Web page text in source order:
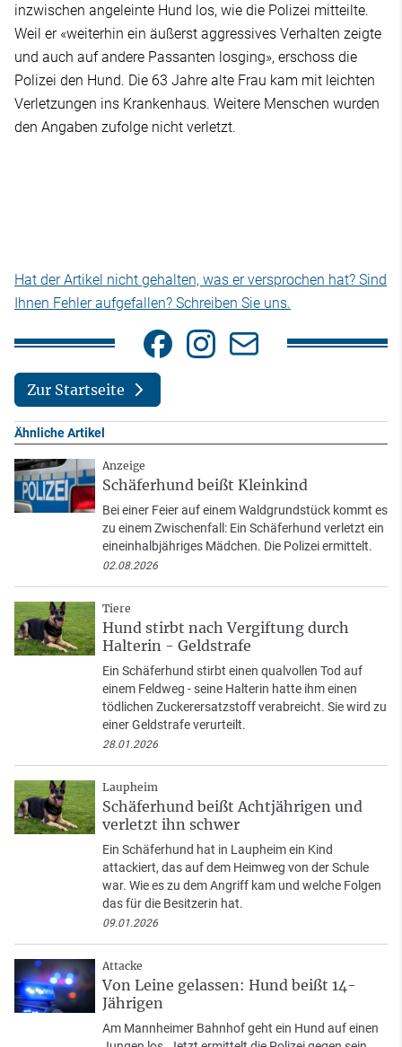
inzwischen angeleinte Hund los, wie die Polizei mitteilte.
Weil er «weiterhin ein äußerst aggressives Verhalten zeigte
und auch auf andere Passanten losging», erschoss die
Polizei den Hund. Die 63 Jahre alte Frau kam mit leichten
Verletzungen ins Krankenhaus. Weitere Menschen wurden
den Angaben zufolge nicht verletzt.
Hat der Artikel nicht gehalten, was er versprochen hat? Sind
Ihnen Fehler aufgefallen? Schreiben Sie uns.
Zur Startseite
Ähnliche Artikel
Anzeige
Schäferhund beißt Kleinkind
Bei einer Feier auf einem Waldgrundstück kommt es
zu einem Zwischenfall: Ein Schäferhund verletzt ein
eineinhalbjähriges Mädchen. Die Polizei ermittelt.
02.08.2026
Tiere
Hund stirbt nach Vergiftung durch
Halterin - Geldstrafe
Ein Schäferhund stirbt einen qualvollen Tod auf
einem Feldweg - seine Halterin hatte ihm einen
tödlichen Zuckerersatzstoff verabreicht. Sie wird zu
einer Geldstrafe verurteilt.
28.01.2026
Laupheim
Schäferhund beißt Achtjährigen und
verletzt ihn schwer
Ein Schäferhund hat in Laupheim ein Kind
attackiert, das auf dem Heimweg von der Schule
war. Wie es zu dem Angriff kam und welche Folgen
das für die Besitzerin hat.
09.01.2026
Attacke
Von Leine gelassen: Hund beißt 14-
Jährigen
Am Mannheimer Bahnhof geht ein Hund auf einen